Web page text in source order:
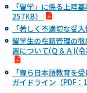
「留学」に係る上陸
257KB）
「著しく不適切な受
留学生の在籍管理の
置について(Ｑ＆Ａ)(
「専ら日本語教育を
ガイドライン（PDF：